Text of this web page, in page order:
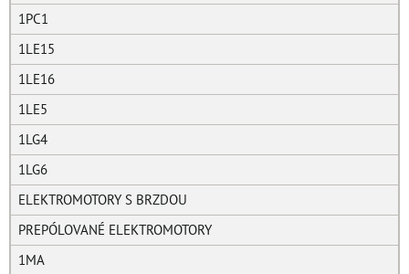
1PC1
1LE15
1LE16
1LE5
1LG4
1LG6
ELEKTROMOTORY S BRZDOU
PREPÓLOVANÉ ELEKTROMOTORY
1MA